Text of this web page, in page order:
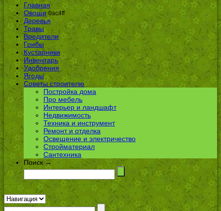
Главная
Овощи 0ac4ff
Деревья
Травы
Вредители
Грибы
Кустарники
Инвентарь
Удобрения
Ягоды
Советы строителю
Постройка дома
Про мебель
Интерьер и ландшафт
Недвижимость
Техника и инструмент
Ремонт и отделка
Освещение и электричество
Стройматериал
Сантехника
Поиск →